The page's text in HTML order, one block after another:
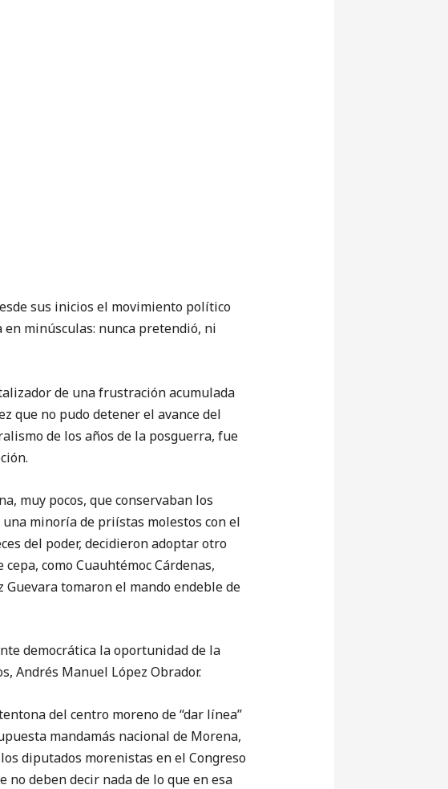
sus inicios el movimiento político
minúsculas: nunca pretendió, ni
de una frustración acumulada
que no pudo detener el avance del
de los años de la posguerra, fue
muy pocos, que conservaban los
minoría de priístas molestos con el
del poder, decidieron adoptar otro
como Cuauhtémoc Cárdenas,
tomaron el mando endeble de
democrática la oportunidad de la
Andrés Manuel López Obrador.
del centro moreno de “dar línea”
mandamás nacional de Morena,
diputados morenistas en el Congreso
no deben decir nada de lo que en esa